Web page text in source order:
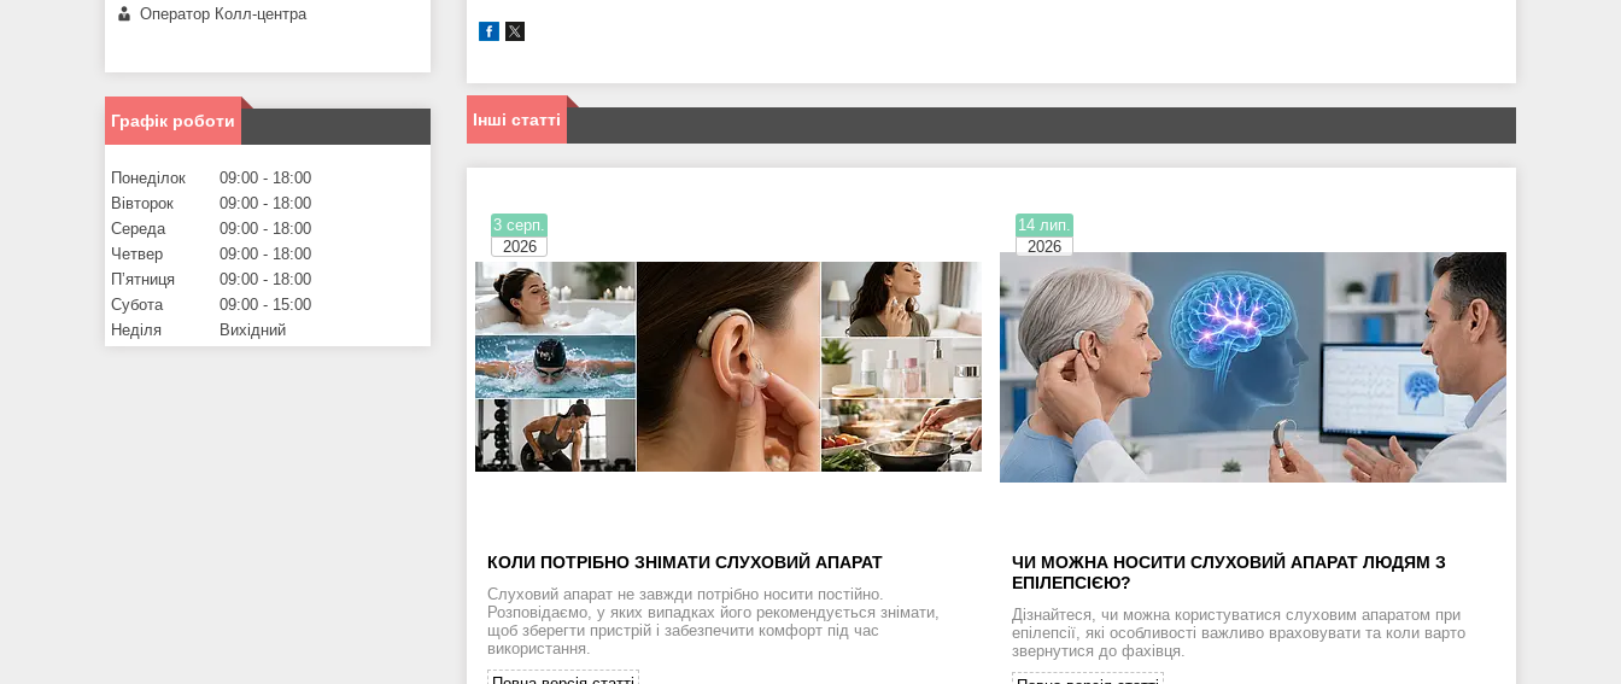
Інші статті
3 серп.
2026
КОЛИ ПОТРІБНО ЗНІМАТИ СЛУХОВИЙ АПАРАТ
Слуховий апарат не завжди потрібно носити постійно.
Розповідаємо, у яких випадках його рекомендується знімати,
щоб зберегти пристрій і забезпечити комфорт під час
використання.
14 лип.
2026
ЧИ МОЖНА НОСИТИ СЛУХОВИЙ АПАРАТ ЛЮДЯМ З
ЕПІЛЕПСІЄЮ?
Дізнайтеся, чи можна користуватися слуховим апаратом при
епілепсії, які особливості важливо враховувати та коли варто
звернутися до фахівця.
Оператор Колл-центра
Графік роботи
Понеділок 09:00
18:00
Вівторок
09:00
18:00
Середа
09:00
18:00
Четвер
09:00
18:00
Пʼятниця
09:00
18:00
Субота
09:00
15:00
Неділя
Вихідний